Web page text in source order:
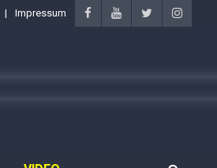
Impressum